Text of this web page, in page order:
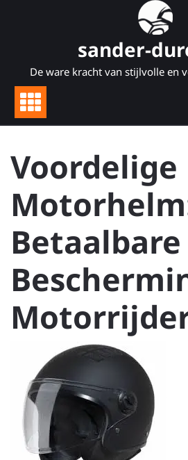
sander-
De ware kracht van stijlvolle en
Voordelige
Betaalbare